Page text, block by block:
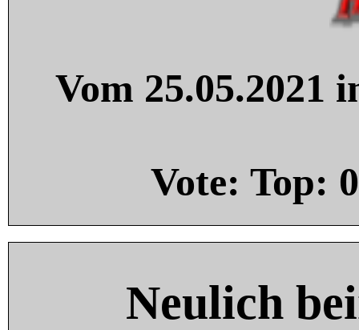
Vom 25.05.2021
Vote: Top: 0
Neulich